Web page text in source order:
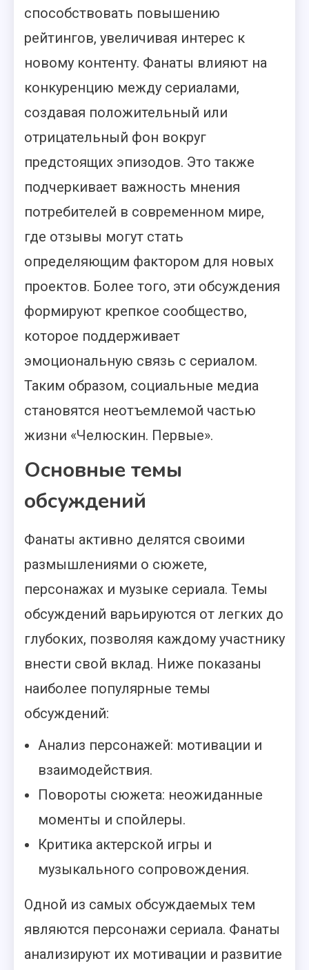
способствовать повышению
рейтингов, увеличивая интерес к
новому контенту. Фанаты влияют на
конкуренцию между сериалами,
создавая положительный или
отрицательный фон вокруг
предстоящих эпизодов. Это также
подчеркивает важность мнения
потребителей в современном мире,
где отзывы могут стать
определяющим фактором для новых
проектов. Более того, эти обсуждения
формируют крепкое сообщество,
которое поддерживает
эмоциональную связь с сериалом.
Таким образом, социальные медиа
становятся неотъемлемой частью
жизни «Челюскин. Первые».
Основные темы
обсуждений
Фанаты активно делятся своими
размышлениями о сюжете,
персонажах и музыке сериала. Темы
обсуждений варьируются от легких до
глубоких, позволяя каждому участнику
внести свой вклад. Ниже показаны
наиболее популярные темы
обсуждений:
Анализ персонажей: мотивации и
взаимодействия.
Повороты сюжета: неожиданные
моменты и спойлеры.
Критика актерской игры и
музыкального сопровождения.
Одной из самых обсуждаемых тем
являются персонажи сериала. Фанаты
анализируют их мотивации и развитие